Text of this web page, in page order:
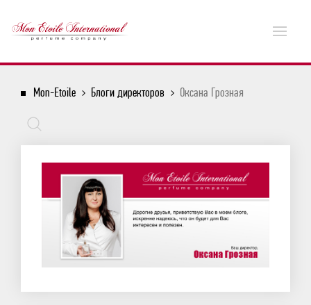
Mon-Etoile Блоги директоров Оксана Грозная